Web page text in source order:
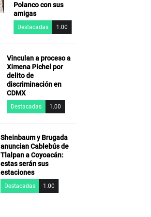
Polanco con sus
amigas
Destacadas 1.00
Vinculan a proceso a
Ximena Pichel por
delito de
discriminación en
CDMX
Destacadas 1.00
Sheinbaum y Brugada
anuncian Cablebús de
Tlalpan a Coyoacán:
estas serán sus
estaciones
Destacadas 1.00